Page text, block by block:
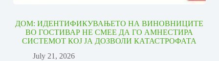
ДОМ: ИДЕНТИФИКУВАЊЕТО НА ВИНОВНИЦИТЕ
ВО ГОСТИВАР НЕ СМЕЕ ДА ГО АМНЕСТИРА
СИСТЕМОТ КОЈ ЈА ДОЗВОЛИ КАТАСТРОФАТА
July 21, 2026